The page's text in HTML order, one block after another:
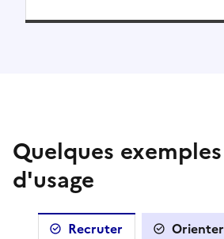
Quelques
d'usage
Recruter